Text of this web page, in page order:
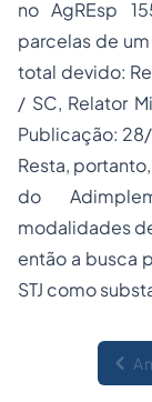
no AgREsp
parcelas de
total devido:
/ SC, Relator
Publicação:
Resta,
do
modalidades
então a busca
STJ como